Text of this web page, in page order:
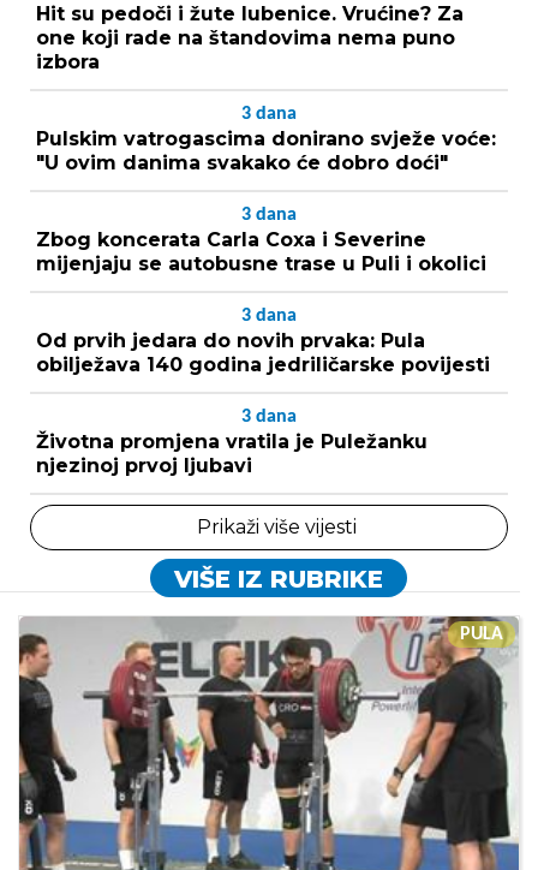
Hit su pedoči i žute lubenice. Vrućine? Za
one koji rade na štandovima nema puno
izbora
3 dana
Pulskim vatrogascima donirano svježe voće:
"U ovim danima svakako će dobro doći"
3 dana
Zbog koncerata Carla Coxa i Severine
mijenjaju se autobusne trase u Puli i okolici
3 dana
Od prvih jedara do novih prvaka: Pula
obilježava 140 godina jedriličarske povijesti
3 dana
Životna promjena vratila je Puležanku
njezinoj prvoj ljubavi
Prikaži više vijesti
VIŠE IZ RUBRIKE
PULA